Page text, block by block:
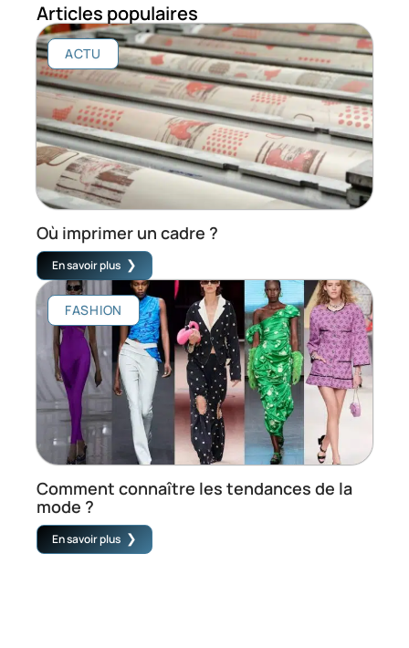
Articles populaires
ACTU
Où imprimer un cadre ?
En savoir plus
FASHION
Comment connaître les tendances de la
mode ?
En savoir plus